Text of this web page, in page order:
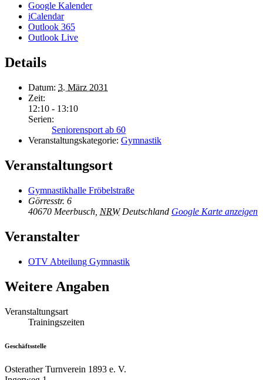
Google Kalender
iCalendar
Outlook 365
Outlook Live
Details
Datum: 3. März 2031
Zeit:
12:10 - 13:10
Serien:
Seniorensport ab 60
Veranstaltungskategorie: Gymnastik
Veranstaltungsort
Gymnastikhalle Fröbelstraße
Görresstr. 6
40670 Meerbusch NRW Deutschland Google Karte anzeigen
Veranstalter
OTV Abteilung Gymnastik
Weitere Angaben
Veranstaltungsart
Trainingszeiten
Geschäftsstelle
Osterather Turnverein 1893 e. V.